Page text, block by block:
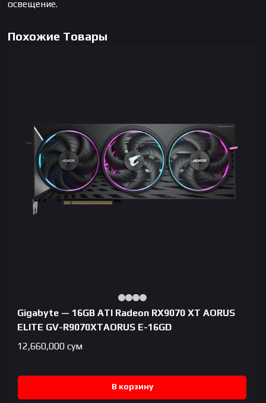
освещение.
Похожие Товары
Gigabyte — 16GB ATI Radeon RX9070 XT AORUS
ELITE GV-R9070XTAORUS E-16GD
12,660,000 сум
В корзину